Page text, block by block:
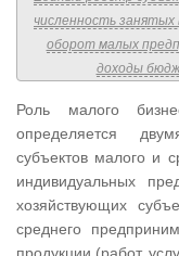
численность
оборот малых
доходы
Роль малого
определяется
субъектов малого и
индивидуальных
хозяйствующих
среднего